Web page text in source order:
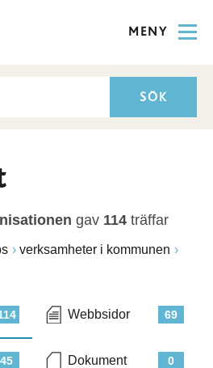
MENY
gav 114 träffar
verksamheter i kommunen
69
Webbsidor
45 0
Dokument